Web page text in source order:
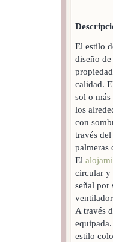
El estilo
diseño
calidad.
sol o
los
con
través del
palmeras
El
circular y
señal por
A través
estilo